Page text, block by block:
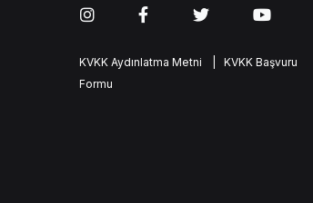
KVKK Aydınlatma Metni
| KVKK Başvuru
Formu